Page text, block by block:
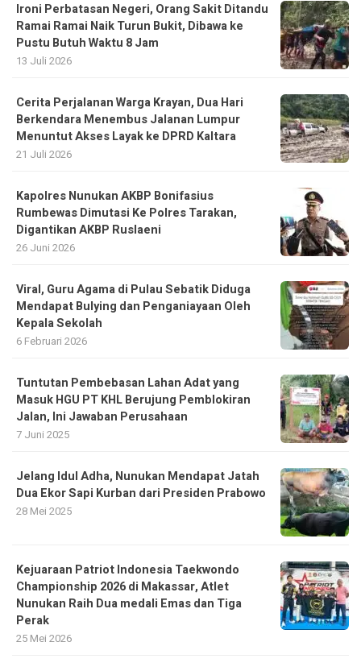
Ironi Perbatasan Negeri, Orang Sakit Ditandu
Ramai Ramai Naik Turun Bukit, Dibawa ke
Pustu Butuh Waktu 8 Jam
13 Juli 2026
Cerita Perjalanan Warga Krayan, Dua Hari
Berkendara Menembus Jalanan Lumpur
Menuntut Akses Layak ke DPRD Kaltara
21 Juli 2026
Kapolres Nunukan AKBP Bonifasius
Rumbewas Dimutasi Ke Polres Tarakan,
Digantikan AKBP Ruslaeni
26 Juni 2026
Viral, Guru Agama di Pulau Sebatik Diduga
Mendapat Bulying dan Penganiayaan Oleh
Kepala Sekolah
6 Februari 2026
Tuntutan Pembebasan Lahan Adat yang
Masuk HGU PT KHL Berujung Pemblokiran
Jalan, Ini Jawaban Perusahaan
7 Juni 2025
Jelang Idul Adha, Nunukan Mendapat Jatah
Dua Ekor Sapi Kurban dari Presiden Prabowo
28 Mei 2025
Kejuaraan Patriot Indonesia Taekwondo
Championship 2026 di Makassar, Atlet
Nunukan Raih Dua medali Emas dan Tiga
Perak
25 Mei 2026